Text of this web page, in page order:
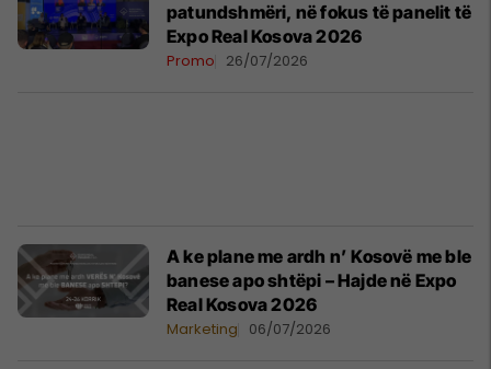
patundshmëri, në fokus të panelit të
Expo Real Kosova 2026
Promo 26/07/2026
A ke plane me ardh n’ Kosovë me ble
banese apo shtëpi – Hajde në Expo
Real Kosova 2026
Marketing 06/07/2026